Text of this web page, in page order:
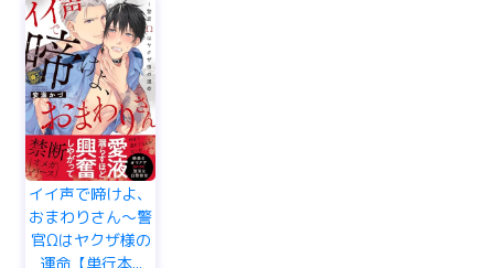
イイ声で啼けよ、
おまわりさん～警
官Ωはヤクザ様の
運命【単行本...